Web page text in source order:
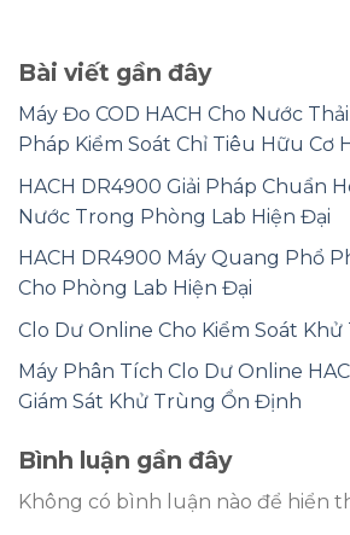
Bài viết gần đây
Máy Đo COD HACH Cho Nước
Pháp Kiểm Soát Chỉ Tiêu Hữu Cơ
HACH DR4900 Giải Pháp Chuẩn
Nước Trong Phòng Lab Hiện Đại
HACH DR4900 Máy Quang Phổ
Cho Phòng Lab Hiện Đại
Clo Dư Online Cho Kiểm Soát
Máy Phân Tích Clo Dư Online
Giám Sát Khử Trùng Ổn Định
Bình luận gần đây
Không có bình luận nào để hiển